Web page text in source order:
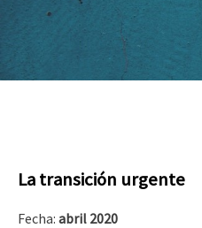
La transición urgente
Fecha: abril 2020